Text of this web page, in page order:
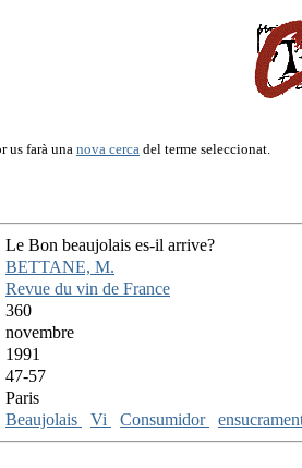
us farà una nova cerca del terme seleccionat.
Le Bon beaujolais es-il arrive?
BETTANE, M.
Revue du vin de France
360
novembre
1991
47-57
Paris
Beaujolais Vi Consumidor